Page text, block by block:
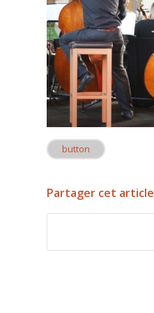
button
Partager cet article